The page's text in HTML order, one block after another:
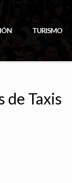
TURISMO
de Taxis